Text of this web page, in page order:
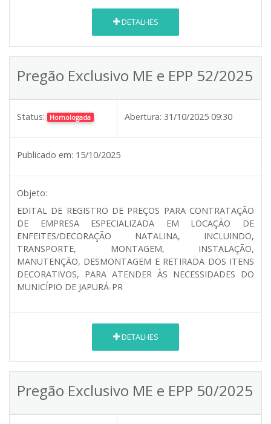
DETALHES
Pregão Exclusivo ME e EPP 52/2025
Status: Homologada Abertura: 31/10/2025 09:30
Publicado em: 15/10/2025
Objeto:
EDITAL DE REGISTRO DE PREÇOS PARA CONTRATAÇÃO
DE EMPRESA ESPECIALIZADA EM LOCAÇÃO DE
ENFEITES/DECORAÇÃO NATALINA, INCLUINDO,
TRANSPORTE, MONTAGEM, INSTALAÇÃO,
MANUTENÇÃO, DESMONTAGEM E RETIRADA DOS ITENS
DECORATIVOS, PARA ATENDER ÀS NECESSIDADES DO
MUNICÍPIO DE JAPURÁ-PR
DETALHES
Pregão Exclusivo ME e EPP 50/2025